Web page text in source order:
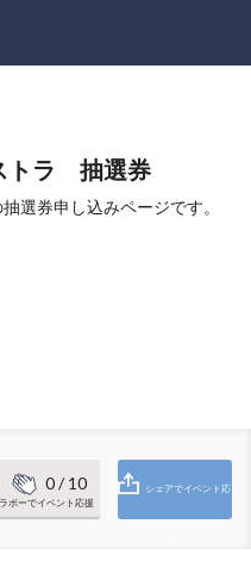
トラ 抽選券
選券申し込みページです。
0/ 10
ボーでイベント応援
シェアでイベント応